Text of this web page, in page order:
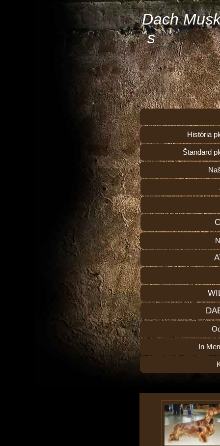
Dach
´s
História
Štandard
In